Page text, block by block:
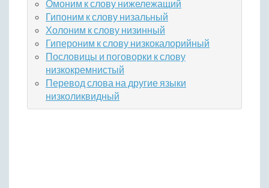
Омоним к слову нижележащий
Гипоним к слову низальный
Холоним к слову низинный
Гипероним к слову низкокалорийный
Пословицы и поговорки к слову
низкокремнистый
Перевод слова на другие языки
низколиквидный